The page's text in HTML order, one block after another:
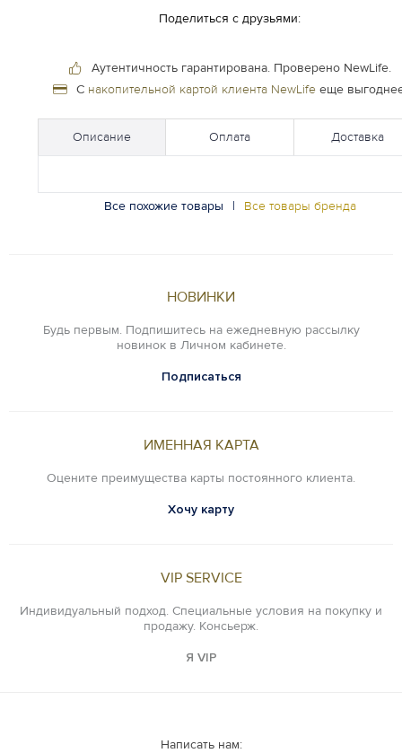
Поделиться с друзьями:
Аутентичность гарантирована. Проверено NewLife.
С накопительной картой клиента NewLifeеще
Описание Оплата Доставка
Все похожие товары | Все товары бренда
НОВИНКИ
Будь первым. Подпишитесь на ежедневную рассылку
новинок в Личном кабинете.
Подписаться
ИМЕННАЯ КАРТА
Оцените преимущества карты постоянного клиента.
Хочу карту
VIP SERVICE
Индивидуальный подход. Специальные условия на покупку и
продажу. Консьерж.
Я VIP
Написать нам: